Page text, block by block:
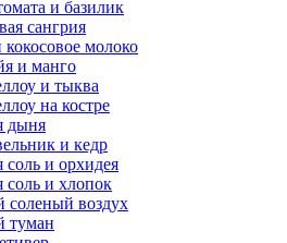
и базилик
сангрия
молоко
и манго
и тыква
на костре
дыня
и кедр
соль и орхидея
соль и хлопок
соленый воздух
туман